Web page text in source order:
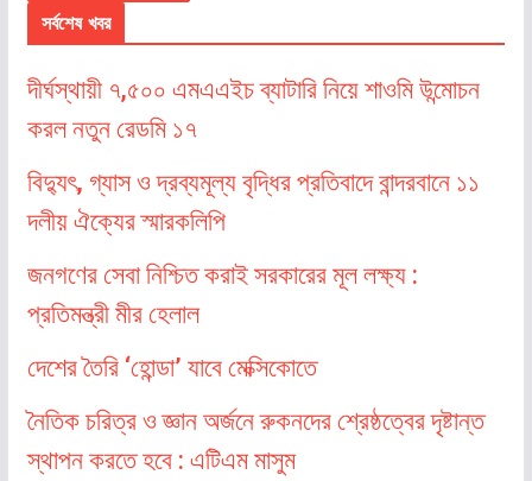
সর্বশেষ খবর
দীর্ঘস্থায়ী ৭,৫০০ এমএএইচ ব্যাটারি নিয়ে শাওমি উন্মোচন
করল নতুন রেডমি ১৭
বিদ্যুৎ, গ্যাস ও দ্রব্যমূল্য বৃদ্ধির প্রতিবাদে বান্দরবানে ১১
দলীয় ঐক্যের স্মারকলিপি
জনগণের সেবা নিশ্চিত করাই সরকারের মূল লক্ষ্য :
প্রতিমন্ত্রী মীর হেলাল
দেশের তৈরি ‘হোন্ডা’ যাবে মেক্সিকোতে
নৈতিক চরিত্র ও জ্ঞান অর্জনে রুকনদের শ্রেষ্ঠত্বের দৃষ্টান্ত
স্থাপন করতে হবে : এটিএম মাসুম